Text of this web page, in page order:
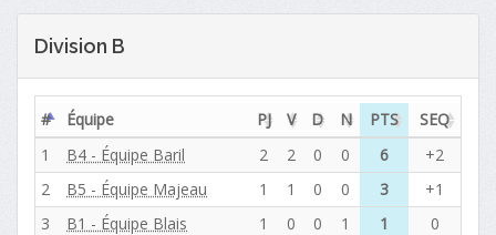
Division B
# Équipe PJ V D N PTS
SEQ
1
B4 - Équipe Baril 2 2 0 0 6
+2
2
B5 - Équipe Majeau 1 1 0 0 3
+1
3
B1 - Équipe Blais 1 0 0 1 1
0